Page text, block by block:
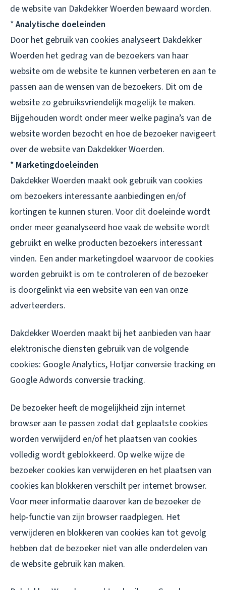
de website van Dakdekker Woerden bewaard worden.
*Analytische doeleinden
Door het gebruik van cookies analyseert Dakdekker
Woerden het gedrag van de bezoekers van haar
website om de website te kunnen verbeteren en aan te
passen aan de wensen van de bezoekers. Dit om de
website zo gebruiksvriendelijk mogelijk te maken.
Bijgehouden wordt onder meer welke pagina’s van de
website worden bezocht en hoe de bezoeker navigeert
over de website van Dakdekker Woerden.
* Marketingdoeleinden
Dakdekker Woerden maakt ook gebruik van cookies
om bezoekers interessante aanbiedingen en/of
kortingen te kunnen sturen. Voor dit doeleinde wordt
onder meer geanalyseerd hoe vaak de website wordt
gebruikt en welke producten bezoekers interessant
vinden. Een ander marketingdoel waarvoor de cookies
worden gebruikt is om te controleren of de bezoeker
is doorgelinkt via een website van een van onze
adverteerders.
Dakdekker Woerden maakt bij het aanbieden van haar
elektronische diensten gebruik van de volgende
cookies: Google Analytics, Hotjar conversie tracking en
Google Adwords conversie tracking.
De bezoeker heeft de mogelijkheid zijn internet
browser aan te passen zodat dat geplaatste cookies
worden verwijderd en/of het plaatsen van cookies
volledig wordt geblokkeerd. Op welke wijze de
bezoeker cookies kan verwijderen en het plaatsen van
cookies kan blokkeren verschilt per internet browser.
Voor meer informatie daarover kan de bezoeker de
help-functie van zijn browser raadplegen. Het
verwijderen en blokkeren van cookies kan tot gevolg
hebben dat de bezoeker niet van alle onderdelen van
de website gebruik kan maken.